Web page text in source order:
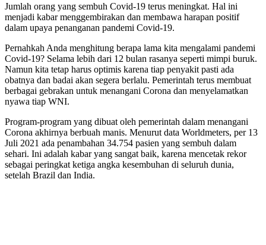
Jumlah orang yang sembuh Covid-19 terus meningkat. Hal ini
menjadi kabar menggembirakan dan membawa harapan positif
dalam upaya penanganan pandemi Covid-19.
Pernahkah Anda menghitung berapa lama kita mengalami pandemi
Covid-19? Selama lebih dari 12 bulan rasanya seperti mimpi buruk.
Namun kita tetap harus optimis karena tiap penyakit pasti ada
obatnya dan badai akan segera berlalu. Pemerintah terus membuat
berbagai gebrakan untuk menangani Corona dan menyelamatkan
nyawa tiap WNI.
Program-program yang dibuat oleh pemerintah dalam menangani
Corona akhirnya berbuah manis. Menurut data Worldmeters, per 13
Juli 2021 ada penambahan 34.754 pasien yang sembuh dalam
sehari. Ini adalah kabar yang sangat baik, karena mencetak rekor
sebagai peringkat ketiga angka kesembuhan di seluruh dunia,
setelah Brazil dan India.